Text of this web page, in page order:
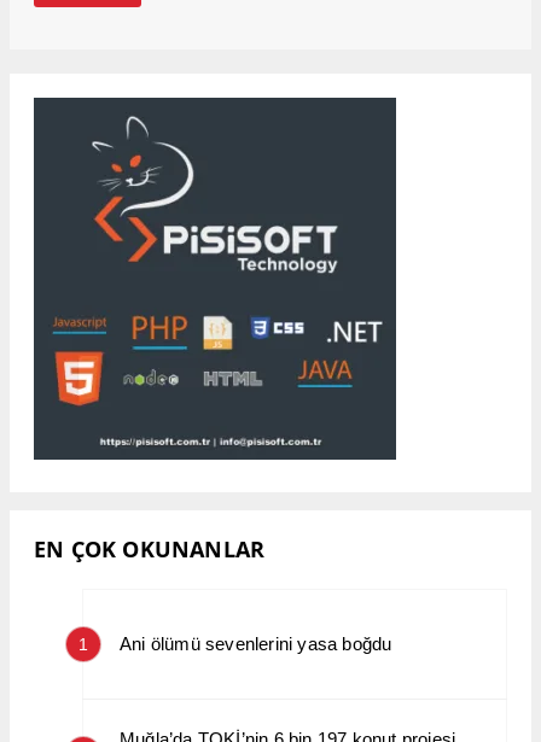
EN ÇOK OKUNANLAR
1 Ani ölümü sevenlerini yasa boğdu